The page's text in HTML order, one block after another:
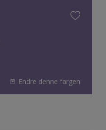
Endre denne fargen